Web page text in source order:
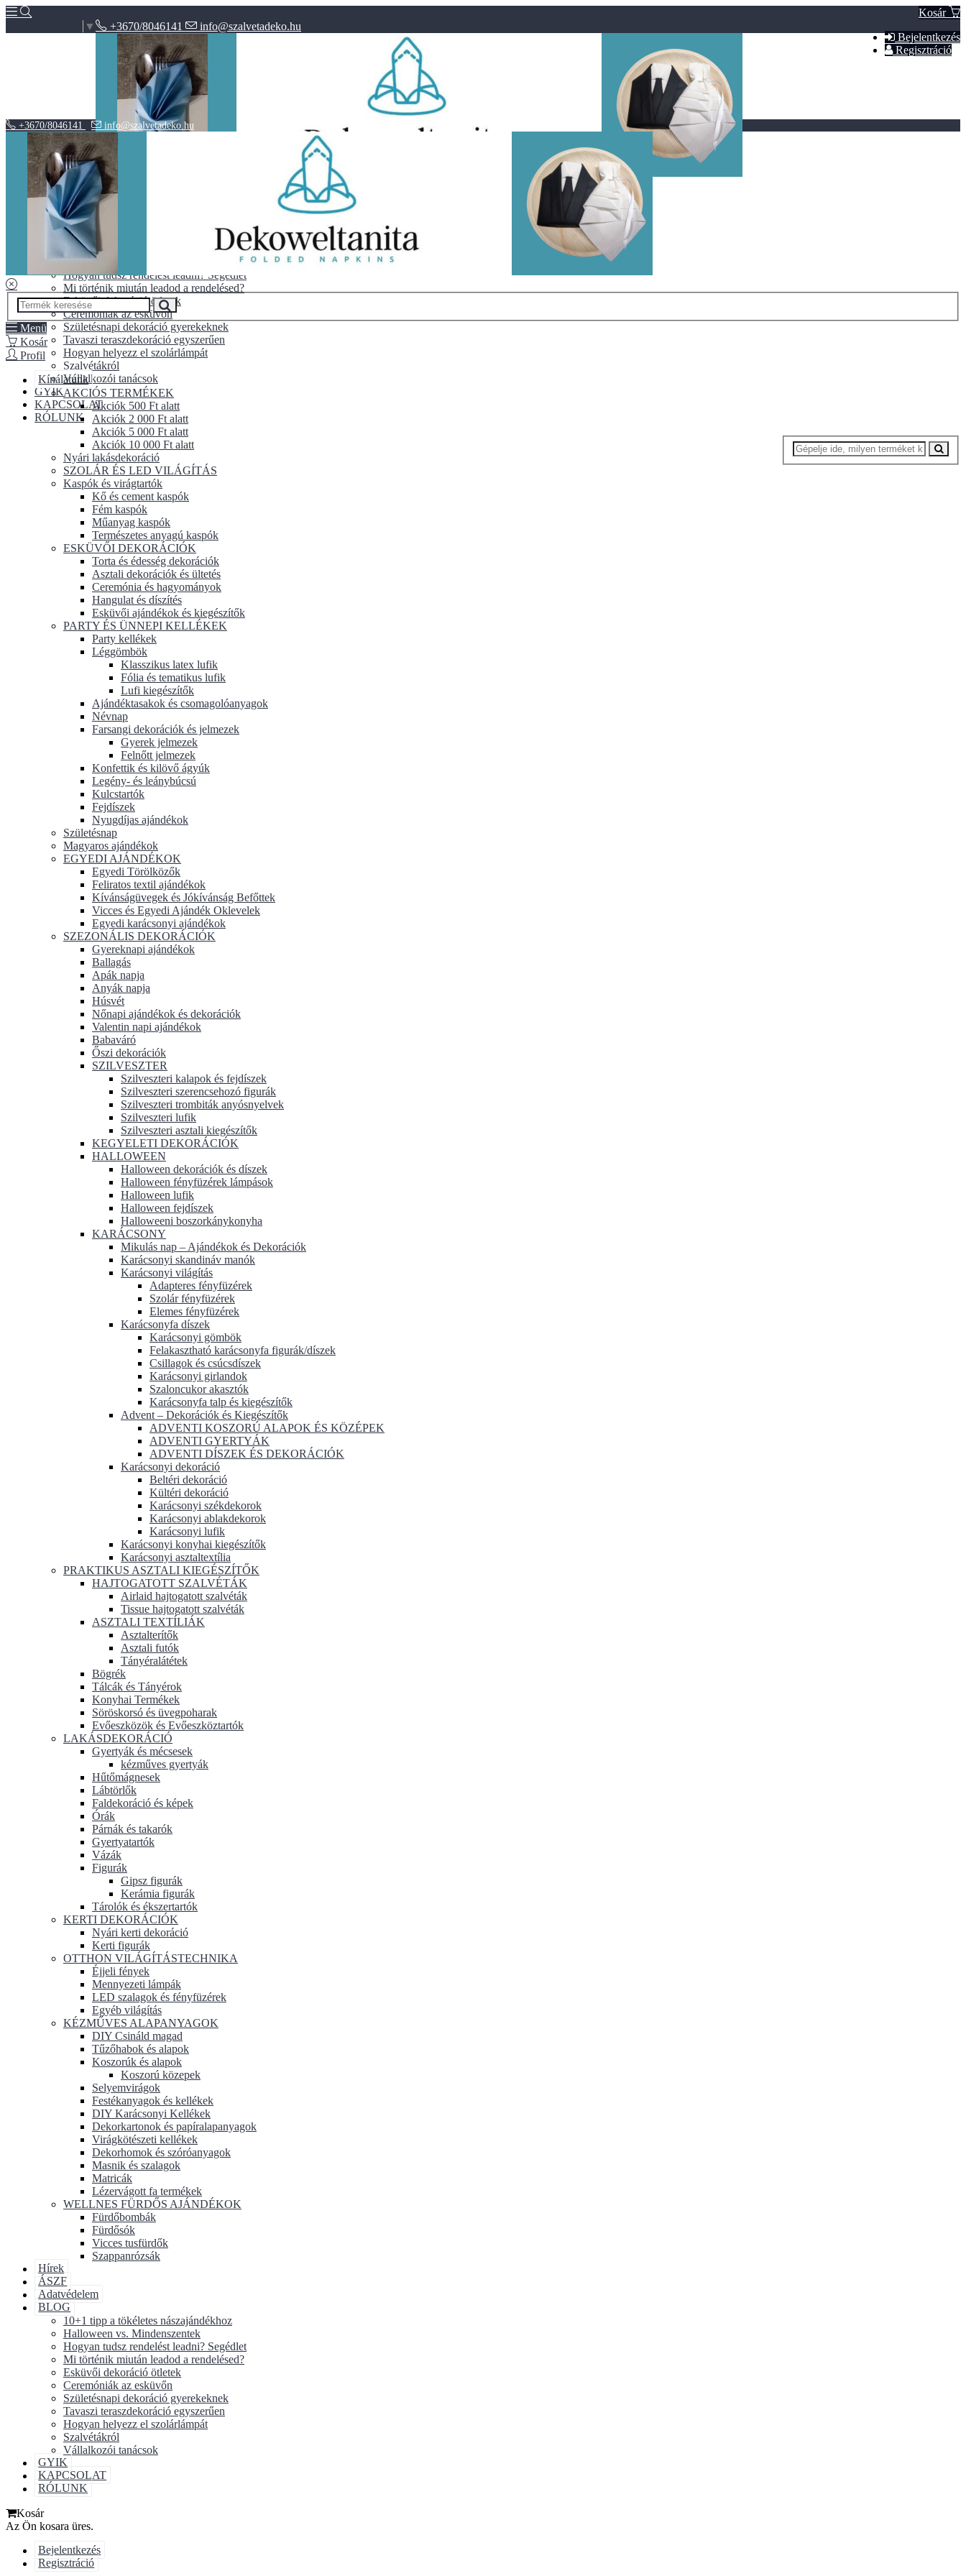
Kosár
Bejelentkezés
Regisztráció
▼ +3670/8046141 info@szalvetadeko.hu
Hírek
ÁSZF
Adatvédelem
BLOG
10+1 tipp a tökéletes nászajándékhoz
Halloween vs. Mindenszentek
Hogyan tudsz rendelést leadni? Segédlet
Mi történik miután leadod a rendelésed?
Esküvői dekoráció ötletek
Ceremóniák az esküvőn
Születésnapi dekoráció gyerekeknek
Tavaszi teraszdekoráció egyszerűen
Hogyan helyezz el szolárlámpát
Szalvétákról
Vállalkozói tanácsok
GYIK
KAPCSOLAT
RÓLUNK
+3670/8046141 info@szalvetadeko.hu
Menü
Kosár
Profil
Kínálatunk
AKCIÓS TERMÉKEK
Akciók 500 Ft alatt
Akciók 2 000 Ft alatt
Akciók 5 000 Ft alatt
Akciók 10 000 Ft alatt
Nyári lakásdekoráció
SZOLÁR ÉS LED VILÁGÍTÁS
Kaspók és virágtartók
Kő és cement kaspók
Fém kaspók
Műanyag kaspók
Természetes anyagú kaspók
ESKÜVŐI DEKORÁCIÓK
Torta és édesség dekorációk
Asztali dekorációk és ültetés
Ceremónia és hagyományok
Hangulat és díszítés
Esküvői ajándékok és kiegészítők
PARTY ÉS ÜNNEPI KELLÉKEK
Party kellékek
Léggömbök
Klasszikus latex lufik
Fólia és tematikus lufik
Lufi kiegészítők
Ajándéktasakok és csomagolóanyagok
Névnap
Farsangi dekorációk és jelmezek
Gyerek jelmezek
Felnőtt jelmezek
Konfettik és kilövő ágyúk
Legény- és leánybúcsú
Kulcstartók
Fejdíszek
Nyugdíjas ajándékok
Születésnap
Magyaros ajándékok
EGYEDI AJÁNDÉKOK
Egyedi Törölközők
Feliratos textil ajándékok
Kívánságüvegek és Jókívánság Befőttek
Vicces és Egyedi Ajándék Oklevelek
Egyedi karácsonyi ajándékok
SZEZONÁLIS DEKORÁCIÓK
Gyereknapi ajándékok
Ballagás
Apák napja
Anyák napja
Húsvét
Nőnapi ajándékok és dekorációk
Valentin napi ajándékok
Babaváró
Őszi dekorációk
SZILVESZTER
Szilveszteri kalapok és fejdíszek
Szilveszteri szerencsehozó figurák
Szilveszteri trombiták anyósnyelvek
Szilveszteri lufik
Szilveszteri asztali kiegészítők
KEGYELETI DEKORÁCIÓK
HALLOWEEN
Halloween dekorációk és díszek
Halloween fényfüzérek lámpások
Halloween lufik
Halloween fejdíszek
Halloweeni boszorkánykonyha
KARÁCSONY
Mikulás nap – Ajándékok és Dekorációk
Karácsonyi skandináv manók
Karácsonyi világítás
Adapteres fényfüzérek
Szolár fényfüzérek
Elemes fényfüzérek
Karácsonyfa díszek
Karácsonyi gömbök
Felakasztható karácsonyfa figurák/díszek
Csillagok és csúcsdíszek
Karácsonyi girlandok
Szaloncukor akasztók
Karácsonyfa talp és kiegészítők
Advent – Dekorációk és Kiegészítők
ADVENTI KOSZORÚ ALAPOK ÉS KÖZÉPEK
ADVENTI GYERTYÁK
ADVENTI DÍSZEK ÉS DEKORÁCIÓK
Karácsonyi dekoráció
Beltéri dekoráció
Kültéri dekoráció
Karácsonyi székdekorok
Karácsonyi ablakdekorok
Karácsonyi lufik
Karácsonyi konyhai kiegészítők
Karácsonyi asztaltextília
PRAKTIKUS ASZTALI KIEGÉSZÍTŐK
HAJTOGATOTT SZALVÉTÁK
Airlaid hajtogatott szalvéták
Tissue hajtogatott szalvéták
ASZTALI TEXTÍLIÁK
Asztalterítők
Asztali futók
Tányéralátétek
Bögrék
Tálcák és Tányérok
Konyhai Termékek
Söröskorsó és üvegpoharak
Evőeszközök és Evőeszköztartók
LAKÁSDEKORÁCIÓ
Gyertyák és mécsesek
kézműves gyertyák
Hűtőmágnesek
Lábtörlők
Faldekoráció és képek
Órák
Párnák és takarók
Gyertyatartók
Vázák
Figurák
Gipsz figurák
Kerámia figurák
Tárolók és ékszertartók
KERTI DEKORÁCIÓK
Nyári kerti dekoráció
Kerti figurák
OTTHON VILÁGÍTÁSTECHNIKA
Éjjeli fények
Mennyezeti lámpák
LED szalagok és fényfüzérek
Egyéb világítás
KÉZMŰVES ALAPANYAGOK
DIY Csináld magad
Tűzőhabok és alapok
Koszorúk és alapok
Koszorú közepek
Selyemvirágok
Festékanyagok és kellékek
DIY Karácsonyi Kellékek
Dekorkartonok és papíralapanyagok
Virágkötészeti kellékek
Dekorhomok és szóróanyagok
Masnik és szalagok
Matricák
Lézervágott fa termékek
WELLNES FÜRDŐS AJÁNDÉKOK
Fürdőbombák
Fürdősók
Vicces tusfürdők
Szappanrózsák
Hírek
ÁSZF
Adatvédelem
BLOG
10+1 tipp a tökéletes nászajándékhoz
Halloween vs. Mindenszentek
Hogyan tudsz rendelést leadni? Segédlet
Mi történik miután leadod a rendelésed?
Esküvői dekoráció ötletek
Ceremóniák az esküvőn
Születésnapi dekoráció gyerekeknek
Tavaszi teraszdekoráció egyszerűen
Hogyan helyezz el szolárlámpát
Szalvétákról
Vállalkozói tanácsok
GYIK
KAPCSOLAT
RÓLUNK
Kosár
Az Ön kosara üres.
Bejelentkezés
Regisztráció